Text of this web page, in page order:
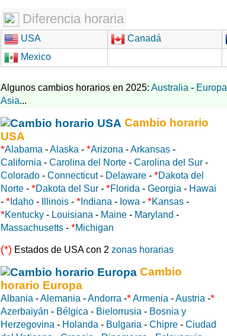
Diferencia horaria
USA Canadá
Mexico
Algunos cambios horarios en 2025: Australia - Europa
Asia...
Cambio horario
USA
*Alabama -Alaska - *Arizona -Arkansas -
California - Carolina del Norte - Carolina del Sur -
Colorado - Connecticut- Delaware - *Dakota del
Norte - *Dakota del Sur - *Florida - Georgia - Hawai
- * Idaho - Illinois - * Indiana - Iowa - *Kansas -
*Kentucky - Louisiana - Maine - Maryland -
Massachusetts - *Michigan
(*) Estados de USA con 2 zonas horarias
Cambio
horario Europa
Albania -Alemania -Andorra -*Armenia -Austria -*
Azerbaiyán - Bélgica - Bielorrusia - Bosnia y
Herzegovina - Holanda - Bulgaria - Chipre - Ciudad